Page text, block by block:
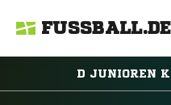
FUSSBALL.DE
D JUNIOREN